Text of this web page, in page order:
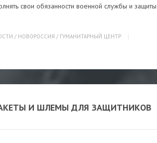
свои обязанности военной службы и защиты
/ НОВОРОССИЯ / ГУМАНИТАРНЫЙ ЦЕНТР
И ШЛЕМЫ ДЛЯ ЗАЩИТНИКОВ